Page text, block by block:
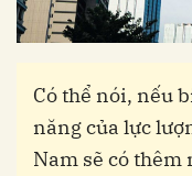
Có thể nói, nếu
năng của lực
Nam sẽ có thêm